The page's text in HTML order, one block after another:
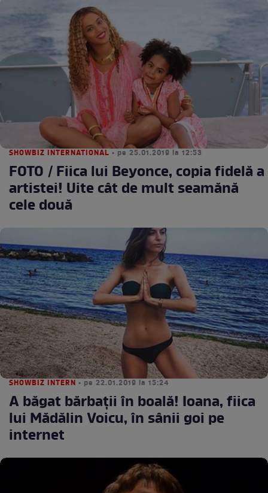
SHOWBIZ INTERNATIONAL • pe 25.01.2019 la 12:53
FOTO / Fiica lui Beyonce, copia fidelă a
artistei! Uite cât de mult seamănă
cele două
SHOWBIZ INTERN • pe 22.01.2019 la 15:24
A băgat bărbaţii în boală! Ioana, fiica
lui Mădălin Voicu, în sânii goi pe
internet